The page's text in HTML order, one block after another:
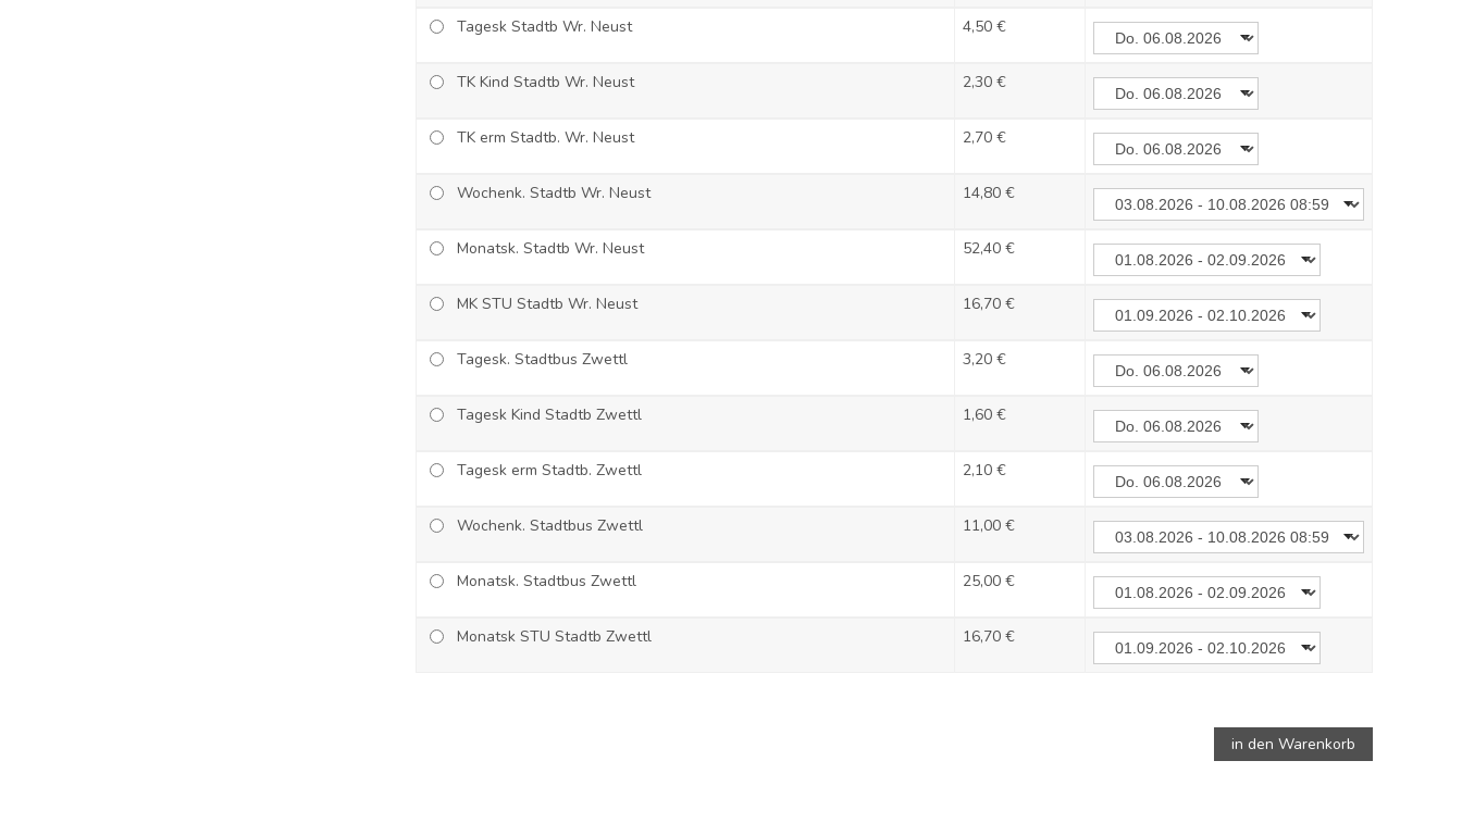
Tagesk Stadtb Wr. Neust 4,50 €
TK Kind Stadtb Wr. Neust 2,30 €
TK erm Stadtb. Wr. Neust 2,70 €
Wochenk. Stadtb Wr. Neust 14,80 €
Monatsk. Stadtb Wr. Neust 52,40 €
MK STU Stadtb Wr. Neust 16,70 €
Tagesk. Stadtbus Zwettl 3,20 €
Tagesk Kind Stadtb Zwettl 1,60 €
Tagesk erm Stadtb. Zwettl 2,10 €
Wochenk. Stadtbus Zwettl 11,00 €
Monatsk. Stadtbus Zwettl 25,00 €
Monatsk STU Stadtb Zwettl 16,70 €